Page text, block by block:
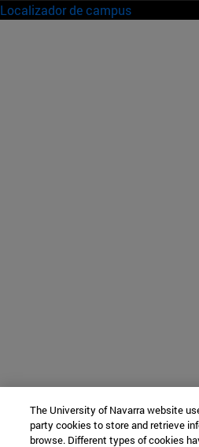
Localizador de campus
The University of Navarra website
party cookies to store and retrieve
browse. Different types of cookies